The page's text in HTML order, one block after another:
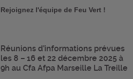
Rejoignez l'équipe de Feu Vert !
Réunions d’informations prévues
les 8 – 16 et 22 décembre 2025 à
9h au Cfa Afpa Marseille La Treille